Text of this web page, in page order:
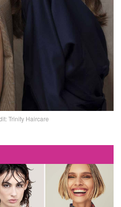
Trinity Haircare